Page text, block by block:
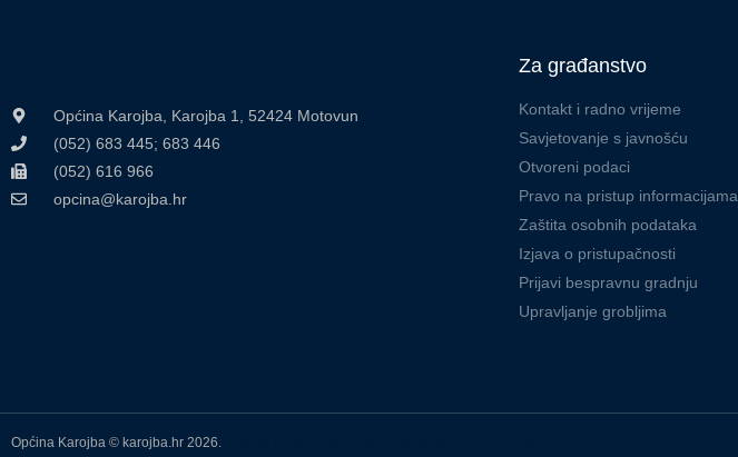
Općina Karojba, Karojba 1, 52424 Motovun
(052) 683 445; 683 446
(052) 616 966
opcina@karojba.hr
Za građanstvo
Kontakt i radno vrijeme
Savjetovanje s javnošću
Otvoreni podaci
Pravo na pristup informacijama
Zaštita osobnih podataka
Izjava o pristupačnosti
Prijavi bespravnu gradnju
Upravljanje grobljima
Općina Karojba © karojba.hr 2026.